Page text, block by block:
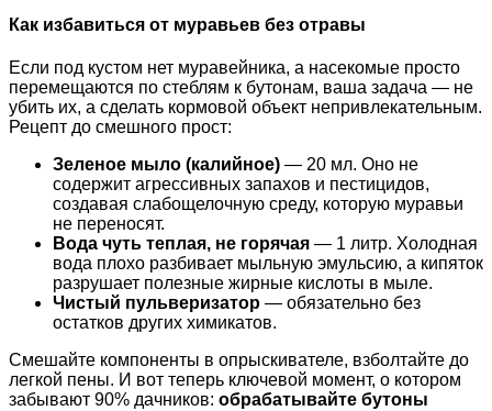
Как избавиться от муравьев без отравы
Если под кустом нет муравейника, а насекомые просто
перемещаются по стеблям к бутонам, ваша задача — не
убить их, а сделать кормовой объект непривлекательным.
Рецепт до смешного прост:
Зеленое мыло (калийное) — 20 мл. Оно не
содержит агрессивных запахов и пестицидов,
создавая слабощелочную среду, которую муравьи
не переносят.
Вода чуть теплая, не горячая — 1 литр. Холодная
вода плохо разбивает мыльную эмульсию, а кипяток
разрушает полезные жирные кислоты в мыле.
Чистый пульверизатор — обязательно без
остатков других химикатов.
Смешайте компоненты в опрыскивателе, взболтайте до
легкой пены. И вот теперь ключевой момент, о котором
забывают 90% дачников: обрабатывайте бутоны